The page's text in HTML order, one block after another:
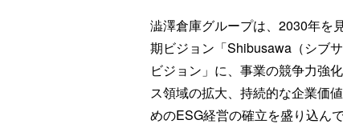
澁澤倉庫グループは、2030年を
期ビジョン「Shibusawa（シブ
ビジョン」に、事業の競争力強
ス領域の拡大、持続的な企業価
めのESG経営の確立を盛り込んで